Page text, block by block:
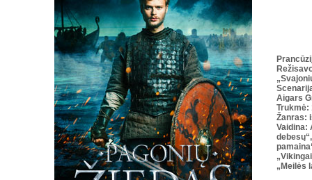
Aigars
Trukmė:
Žanras:
Vaidina:
„Meilės